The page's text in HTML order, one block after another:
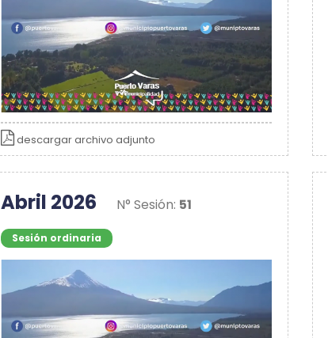
descargar archivo adjunto
Abril 2026 N° Sesión: 51
Sesión ordinaria